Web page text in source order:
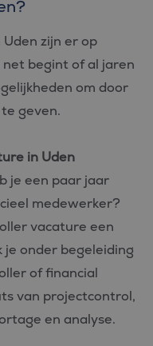
zijn er op
net begint of al jaren
om door
geven.
in Uden
je een paar jaar
medewerker?
vacature een
je onder begeleiding
of financial
van projectcontrol,
en analyse.